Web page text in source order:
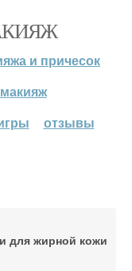
и причесок
отзывы
для жирной кожи